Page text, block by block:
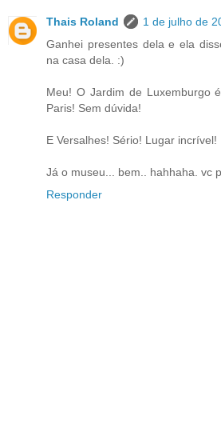
Thais Roland
1 de julho de
Ganhei presentes dela e ela
na casa dela. :)
Meu! O Jardim de Luxemburgo
Paris! Sem dúvida!
E Versalhes! Sério! Lugar incrível!
Já o museu... bem.. hahhaha. vc
Responder